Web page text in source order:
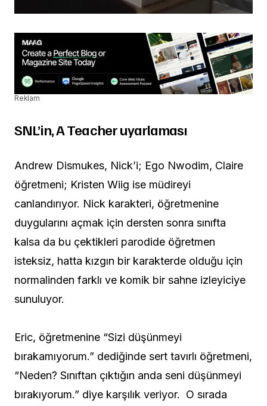
Reklam
SNL’in, A Teacher uyarlaması
Andrew Dismukes, Nick’i; Ego Nwodim, Claire
öğretmeni; Kristen Wiig ise müdireyi
canlandırıyor. Nick karakteri, öğretmenine
duygularını açmak için dersten sonra sınıfta
kalsa da bu çektikleri parodide öğretmen
isteksiz, hatta kızgın bir karakterde olduğu için
normalinden farklı ve komik bir sahne izleyiciye
sunuluyor.
Eric, öğretmenine “Sizi düşünmeyi
bırakamıyorum.” dediğinde sert tavırlı öğretmeni,
“Neden? Sınıftan çıktığın anda seni düşünmeyi
bırakıyorum.” diye karşılık veriyor. O sırada